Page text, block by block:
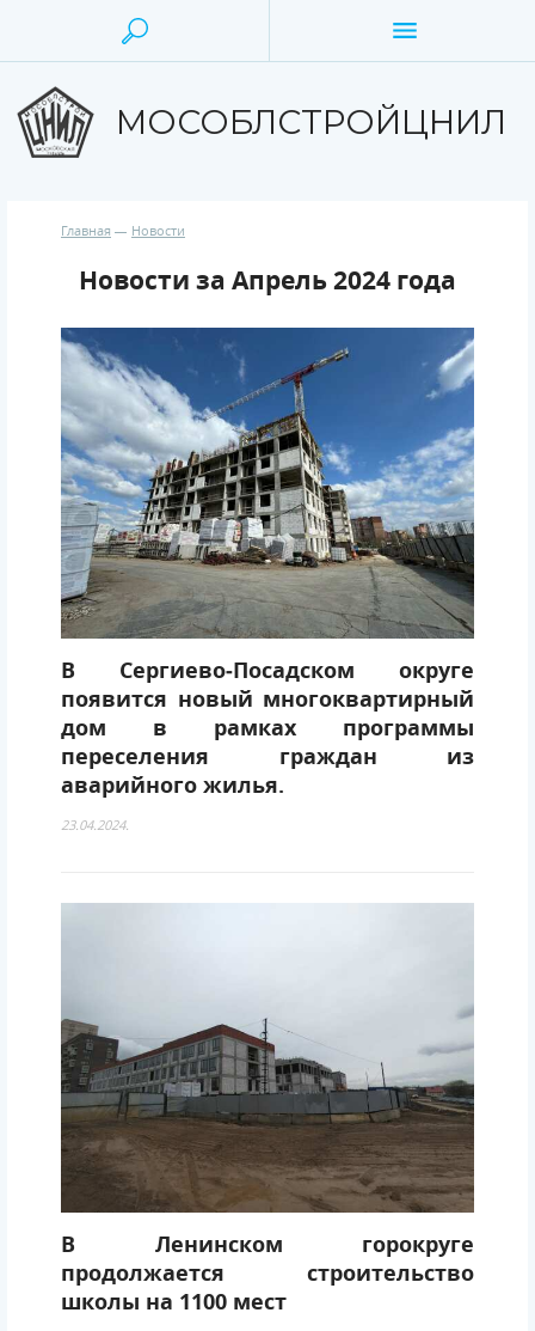
МОСОБЛСТРОЙЦНИЛ
Главная Новости
Новости за Апрель 2024 года
В Сергиево‑Посадском округе
появится новый многоквартирный
дом в рамках программы
переселения граждан из
аварийного жилья.
23.04.2024.
В Ленинском горокруге
продолжается строительство
школы на 1100 мест